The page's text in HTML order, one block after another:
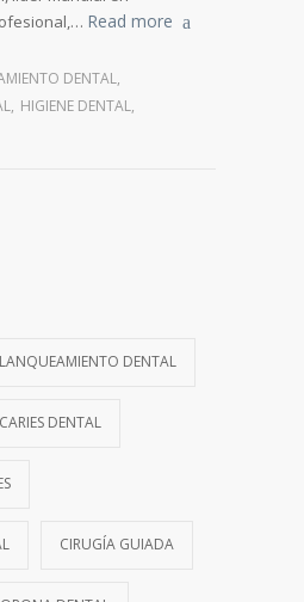
Read more
DENTAL,
, HIGIENE DENTAL,
DENTAL
CARIES DENTAL
CIRUGÍA GUIADA